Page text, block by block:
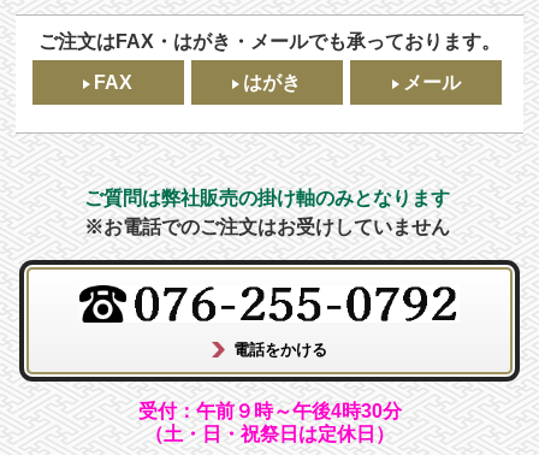
ご注文はFAX・はがき・メールでも承っております。
FAX
はがき メール
ご質問は弊社販売の掛け軸のみとなります
※お電話でのご注文はお受けしていません
受付：午前９時～午後4時30分
（土・日・祝祭日は定休日）